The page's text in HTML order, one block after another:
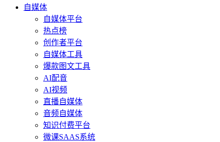
自媒体
自媒体平台
热点榜
创作者平台
自媒体工具
爆款图文工具
AI配音
AI视频
直播自媒体
音频自媒体
知识付费平台
微课SAAS系统